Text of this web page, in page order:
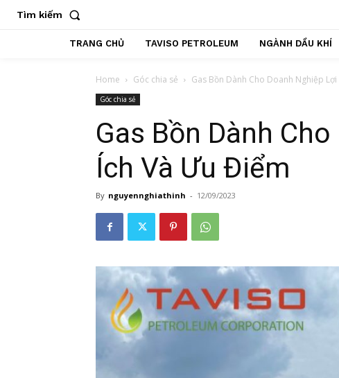
Tìm kiếm
TRANG CHỦ TAVISO PETROLEUM NGÀNH DẦU KHÍ
Home Góc chia sẻ Gas Bồn Dành Cho Doanh Nghiệp
Góc chia sẻ
Gas Bồn Dành
Ích Và Ưu Điểm
By nguyennghiathinh - 12/09/2023